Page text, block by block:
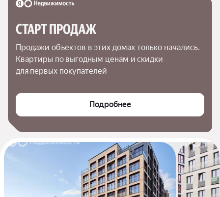
СТАРТ ПРОДАЖ
Продажи объектов в этих домах только начались.
Квартиры по выгодным ценам и скидки
для первых покупателей
Подробнее